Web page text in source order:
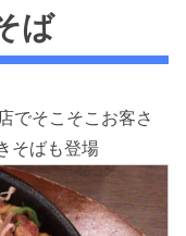
ば
でそこそこお客さ
そばも登場